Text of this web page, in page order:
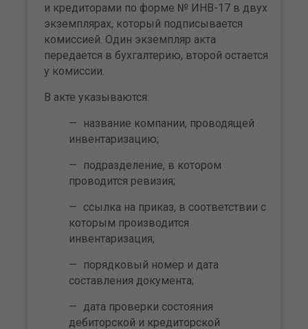
и кредиторами по форме № ИНВ-17 в двух
экземплярах, который подписывается
комиссией. Один экземпляр акта
передается в бухгалтерию, второй остается
у комиссии.
В акте указываются:
название компании, проводящей
инвентаризацию;
подразделение, в котором
проводится ревизия;
ссылка на приказ, в соответствии с
которым производится
инвентаризация;
порядковый номер и дата
составления документа;
дата проверки состояния
дебиторской и кредиторской